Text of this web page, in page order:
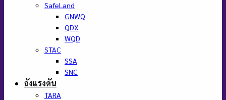
SafeLand
GNWQ
QDX
WQD
STAC
SSA
SNC
ถังแรงดัน
TARA